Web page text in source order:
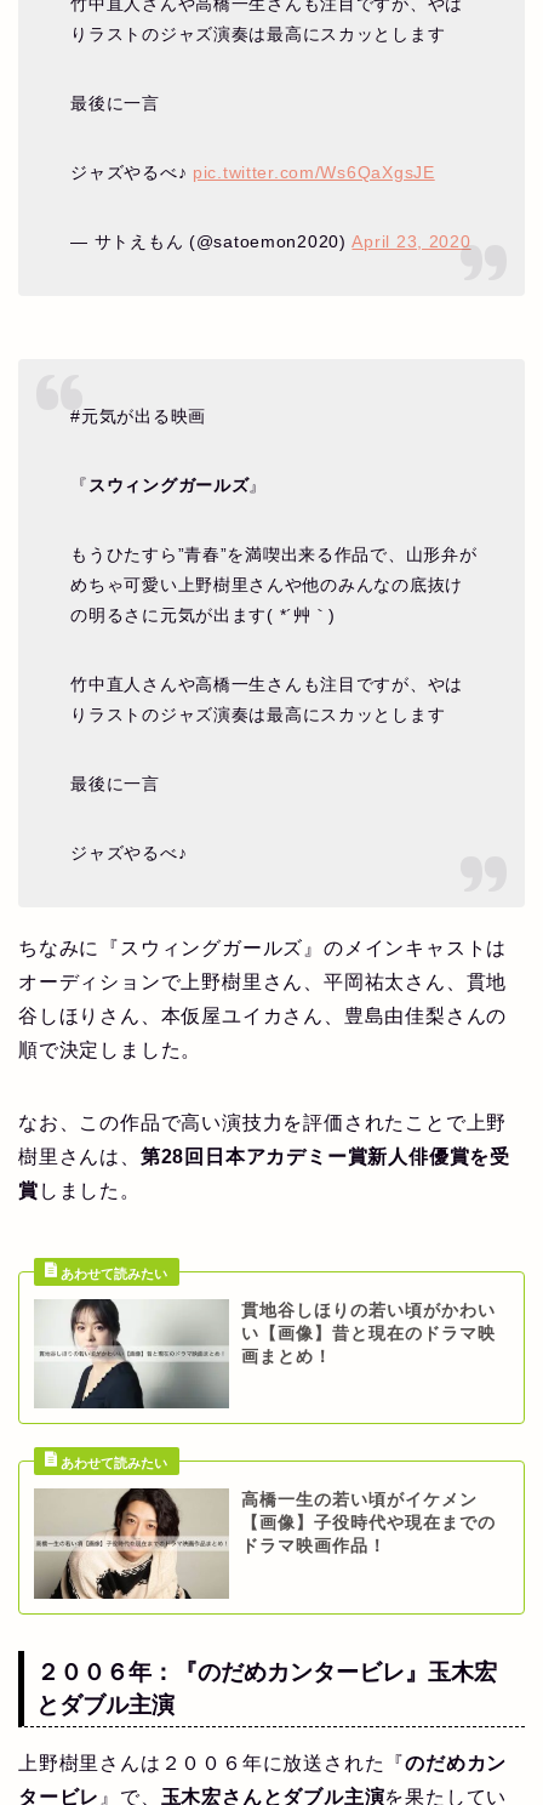
りラストのジャズ演奏は最高にスカッとします
最後に一言
ジャズやるべ♪ pic.twitter.com/Ws6QaXgsJE
— サトえもん (@satoemon2020)April 23, 2020
#元気が出る映画
『 スウィングガールズ』
もうひたすら”青春”を満喫出来る作品で、山形弁が
めちゃ可愛い上野樹里さんや他のみんなの底抜け
の明るさに元気が出ます( *´艸｀)
竹中直人さんや高橋一生さんも注目ですが、やは
りラストのジャズ演奏は最高にスカッとします
最後に一言
ジャズやるべ♪
ちなみに『スウィングガールズ』のメインキャストは
オーディションで上野樹里さん、平岡祐太さん、貫地
谷しほりさん、本仮屋ユイカさん、豊島由佳梨さんの
順で決定しました。
なお、この作品で高い演技力を評価されたことで上野
樹里さんは、 第28回日本アカデミー賞新人俳優賞を受
賞 しました。
貫地谷しほりの若い頃がかわい
い【画像】昔と現在のドラマ映
画まとめ！
高橋一生の若い頃がイケメン
【画像】子役時代や現在までの
ドラマ映画作品！
２００６年：『のだめカンタービレ』玉木宏
とダブル主演
上野樹里さんは２００６年に放送された『のだめカン
タービレ 』で、 玉木宏さんとダブル主演を果たしてい